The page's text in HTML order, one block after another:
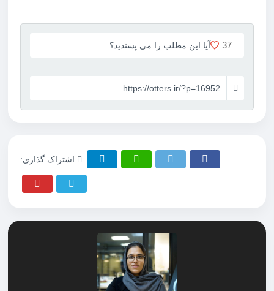
آیا این مطلب را می پسندید؟ 37
https://otters.ir/?p=16952
اشتراک گذاری: